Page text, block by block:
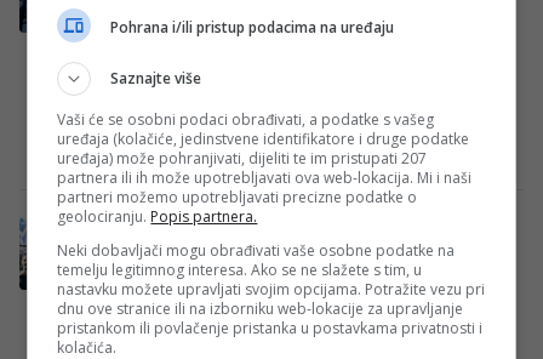
Sinoć je Tarik Muharemović debitovao u
stoper je igrao 86. minuta, a nakon
utakmice…
Redakcija·31/07/2026· Leeds
Odbrojavanje može početi: Evo kada
Zmajevi opet igraju i s kim
Fudbalska reprezentacija Bosne i
Hercegovine neće dugo čekati na nove
Pohrana i/ili pristup podacima na uređaju
Saznajte više
Vaši će se osobni podaci obrađivati, a podatke s vašeg
uređaja (kolačiće, jedinstvene identifikatore i druge podatke
uređaja) može pohranjivati, dijeliti te im pristupati 207
partnera ili ih može upotrebljavati ova web-lokacija. Mi i naši
partneri možemo upotrebljavati precizne podatke o
geolociranju. Popis partnera.
Neki dobavljači mogu obrađivati vaše osobne podatke na
temelju legitimnog interesa. Ako se ne slažete s tim, u
nastavku možete upravljati svojim opcijama. Potražite vezu pri
dnu ove stranice ili na izborniku web-lokacije za upravljanje
pristankom ili povlačenje pristanka u postavkama privatnosti i
kolačića.